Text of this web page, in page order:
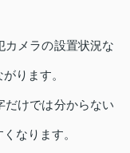
カメラの設置状況な
ります。
だけでは分からない
なります。